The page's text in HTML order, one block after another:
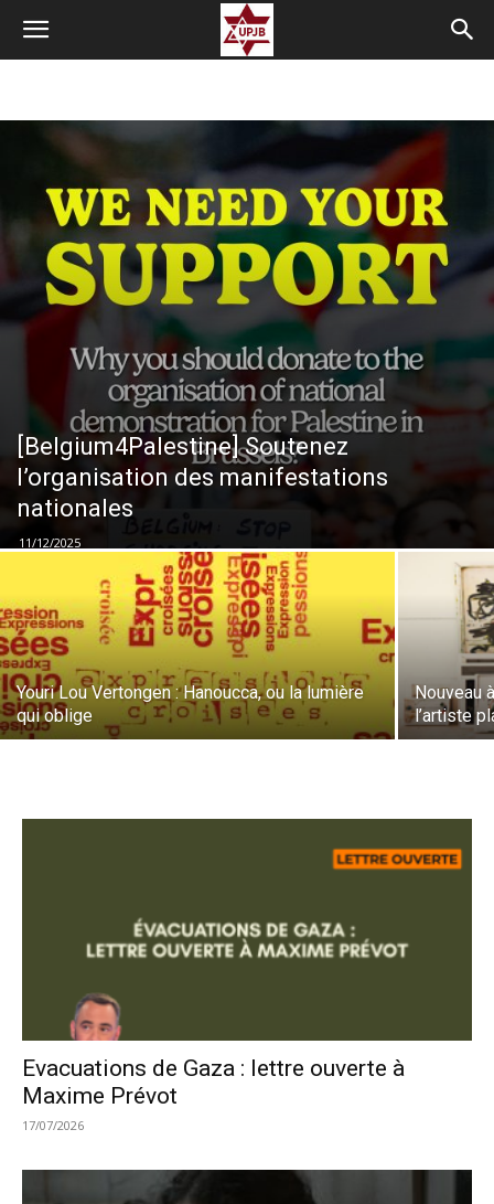
[Belgium4Palestine] Soutenez
l’organisation des manifestations
nationales
11/12/2025
Youri Lou Vertongen : Hanoucca, ou la lumière
qui oblige
Nouveau
l’artiste
Evacuations de Gaza : lettre ouverte à
Maxime Prévot
17/07/2026